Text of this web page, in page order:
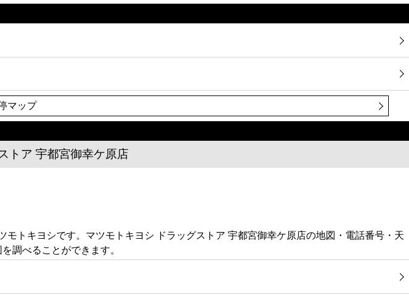
マップ
トア 宇都宮御幸ケ原店
トキヨシです。マツモトキヨシ ドラッグストア 宇都宮御幸ケ原店の地図・電話番号・天
調べることができます。